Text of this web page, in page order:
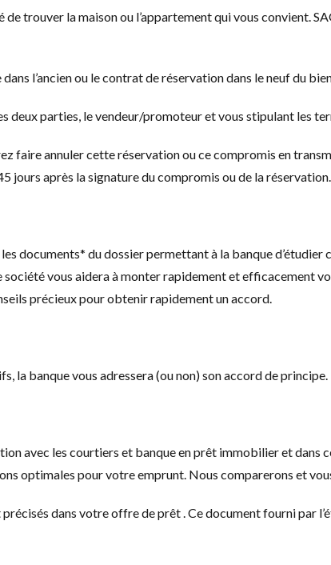
trouver la maison ou l’appartement qui vous convient.
l’ancien ou le contrat de réservation dans le neuf du
deux parties, le vendeur/promoteur et vous stipulant les
faire annuler cette réservation ou ce compromis en
jours après la signature du compromis ou de la réservation.
documents* du dossier permettant à la banque d’étudier
vous aidera à monter rapidement et efficacement
précieux pour obtenir rapidement un accord.
la banque vous adressera (ou non) son accord de principe.
avec les courtiers et banque en prêt immobilier et
optimales pour votre emprunt. Nous comparerons et
dans votre offre de prêt . Ce document fourni